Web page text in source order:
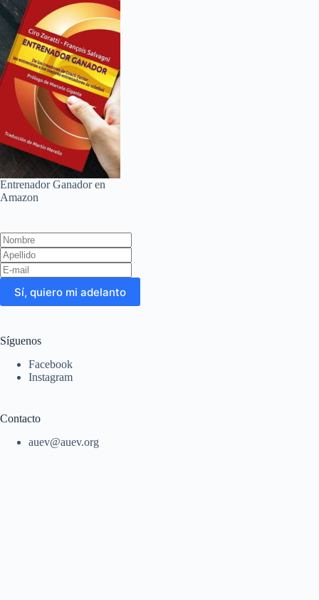
Entrenador Ganador en
Amazon
Leave
this
field
blank
Sí, quiero mi adelanto
Síguenos
Facebook
Instagram
Contacto
auev@auev.org